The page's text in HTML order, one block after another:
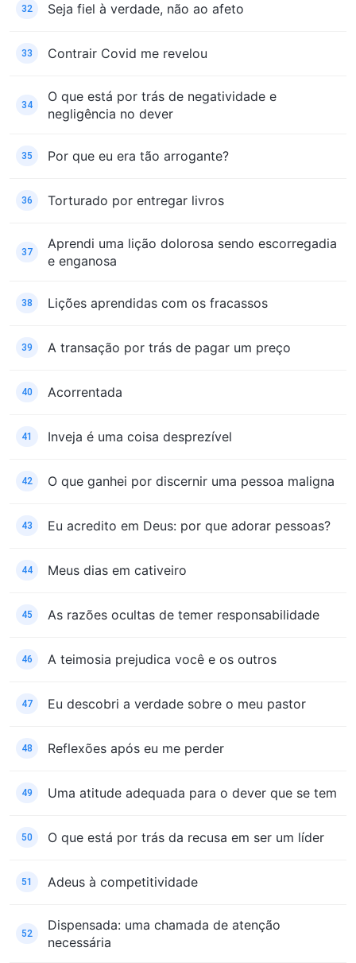
32 Seja fiel à verdade, não ao afeto
33 Contrair Covid me revelou
34
O que está por trás de negatividade e
negligência no dever
35 Por que eu era tão arrogante?
36 Torturado por entregar livros
37
Aprendi uma lição dolorosa sendo escorregadia
e enganosa
38 Lições aprendidas com os fracassos
39 A transação por trás de pagar um preço
40 Acorrentada
41 Inveja é uma coisa desprezível
42 O que ganhei por discernir uma pessoa maligna
43 Eu acredito em Deus: por que adorar pessoas?
44 Meus dias em cativeiro
45 As razões ocultas de temer responsabilidade
46 A teimosia prejudica você e os outros
47 Eu descobri a verdade sobre o meu pastor
48 Reflexões após eu me perder
49 Uma atitude adequada para o dever que se tem
50 O que está por trás da recusa em ser um líder
51 Adeus à competitividade
52
Dispensada: uma chamada de atenção
necessária